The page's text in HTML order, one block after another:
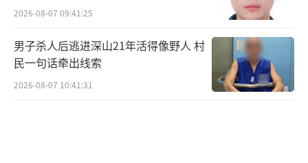
2026-08-07 09:41:25
男子杀人后逃进深山21年活得像野人 村
民一句话牵出线索
2026-08-07 10:41:31